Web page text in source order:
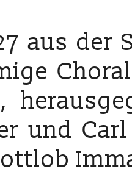
aus der
und